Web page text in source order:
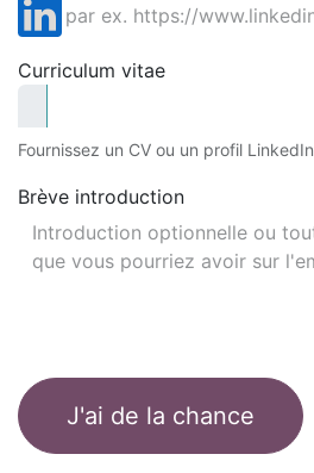
Curriculum vitae
Fournissez un CV ou un profil LinkedIn
Brève introduction
J'ai de la chance